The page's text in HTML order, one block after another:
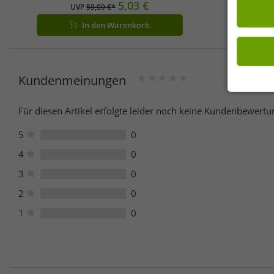
Hose mit Eingrifftaschen NF0A82300EA1
Blau
UVP59,99 €* 5,03 €
In den Warenkorb
Kundenmeinungen
Für diesen Artikel erfolgte leider noch keine
5
0
4
0
3
0
2
0
1
0